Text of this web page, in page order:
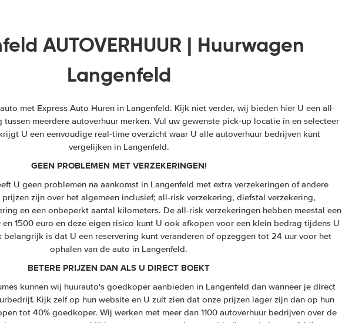
AUTOVERHUUR | Huurwagen
Langenfeld
met Express Auto Huren in Langenfeld. Kijk niet verder, wij bieden hier U een all-
meerdere autoverhuur merken. Vul uw gewenste pick-up locatie in en selecteer
U een eenvoudige real-time overzicht waar U alle autoverhuur bedrijven kunt
vergelijken in Langenfeld.
GEEN PROBLEMEN MET VERZEKERINGEN!
U geen problemen na aankomst in Langenfeld met extra verzekeringen of andere
zijn over het algemeen inclusief; all-risk verzekering, diefstal verzekering,
en een onbeperkt aantal kilometers. De all-risk verzekeringen hebben meestal een
1500 euro en deze eigen risico kunt U ook afkopen voor een klein bedrag tijdens U
is dat U een reservering kunt veranderen of opzeggen tot 24 uur voor het
ophalen van de auto in Langenfeld.
BETERE PRIJZEN DAN ALS U DIRECT BOEKT
kunnen wij huurauto's goedkoper aanbieden in Langenfeld dan wanneer je direct
Kijk zelf op hun website en U zult zien dat onze prijzen lager zijn dan op hun
tot 40% goedkoper. Wij werken met meer dan 1100 autoverhuur bedrijven over de